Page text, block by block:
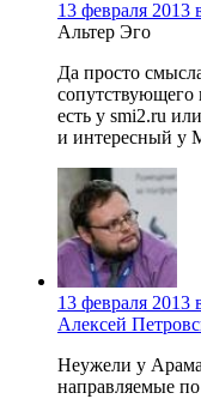
13 февраля 2013
Альтер Эго
Да просто
сопутствующего
есть у smi2.ru
и интересный у
13 февраля 2013
Алексей
Неужели у Арама
направляемые